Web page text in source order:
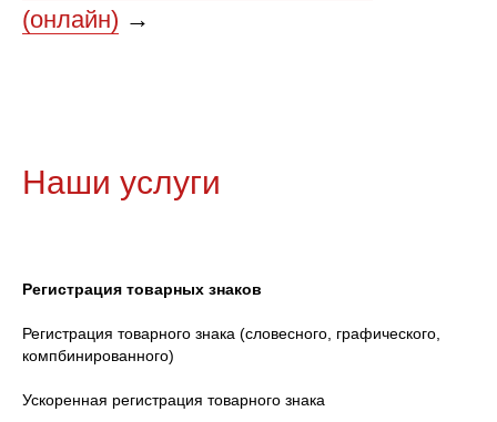
(онлайн) →
Наши услуги
Регистрация товарных знаков
Регистрация товарного знака (словесного, графического,
компбинированного)
Ускоренная регистрация товарного знака